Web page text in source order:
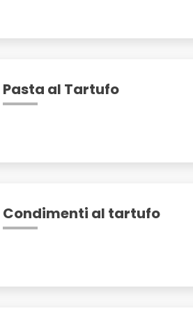
Pasta al Tartufo
Condimenti al tartufo